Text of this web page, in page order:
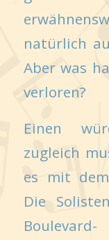
natürlich
Aber was
verloren?
Einen
zugleich
es mit dem
Die